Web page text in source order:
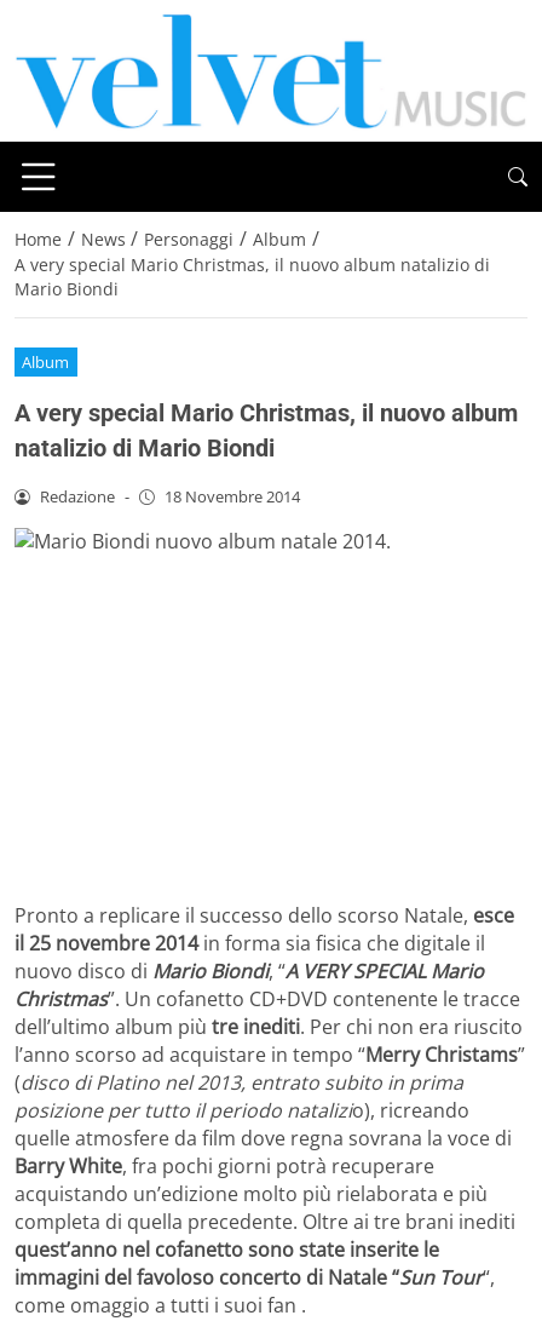
Home / News / Personaggi / Album /
A very special Mario Christmas, il nuovo album natalizio di
Mario Biondi
Album
A very special Mario Christmas, il nuovo album
natalizio di Mario Biondi
Redazione - 18 Novembre 2014
Pronto a replicare il successo dello scorso Natale, esce
il 25 novembre 2014in forma sia fisica che digitale il
nuovo disco di Mario Biondi, “A VERY SPECIAL Mario
Christmas”. Un cofanetto CD+DVD contenente le tracce
dell’ultimo album più tre inediti. Per chi non era riuscito
l’anno scorso ad acquistare in tempo “Merry Christams”
(disco di Platino nel 2013, entrato subito in prima
posizione per tutto il periodo natalizio), ricreando
quelle atmosfere da film dove regna sovrana la voce di
Barry White, fra pochi giorni potrà recuperare
acquistando un’edizione molto più rielaborata e più
completa di quella precedente. Oltre ai tre brani inediti
quest’anno nel cofanetto sono state inserite le
immagini del favoloso concerto di Natale “Sun Tour“,
come omaggio a tutti i suoi fan .